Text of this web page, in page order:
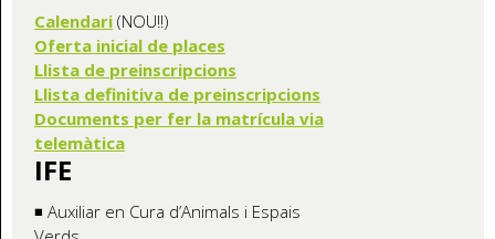
Calendari (NOU!!)
Oferta inicial de places
Llista de preinscripcions
Llista definitiva de preinscripcions
Documents per fer la matrícula via
telemàtica
IFE
◾ Auxiliar en Cura d’Animals i Espais